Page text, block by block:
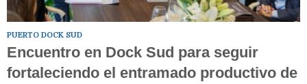
PUERTO DOCK SUD
Encuentro en Dock Sud para seguir
fortaleciendo el entramado productivo de